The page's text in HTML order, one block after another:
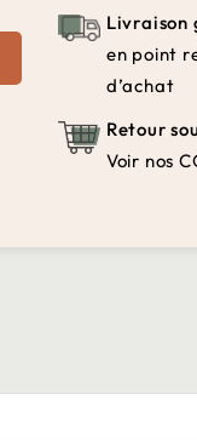
Livraison
en point
d’achat
Retour
Voir nos